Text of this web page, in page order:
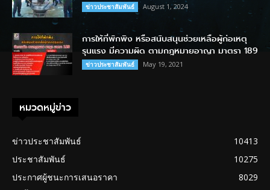
ข่าวประชาสัมพันธ์ August 1, 2024
การให้ที่พักพิง หรือสนับสนุนช่วยเหลือผู้ก่อเหตุ
รุนแรง มีความผิด ตามกฎหมายอาญา มาตรา 189
ข่าวประชาสัมพันธ์ May 19, 2021
หมวดหมู่ข่าว
ข่าวประชาสัมพันธ์
10413
ประชาสัมพันธ์
10275
ประกาศผู้ชนะการเสนอราคา
8029